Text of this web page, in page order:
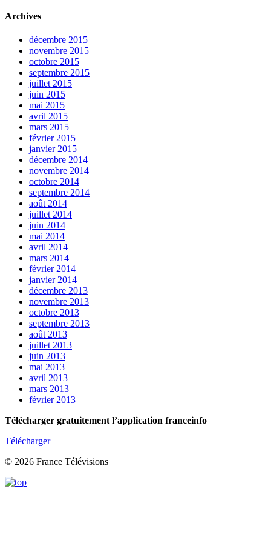
Archives
décembre 2015
novembre 2015
octobre 2015
septembre 2015
juillet 2015
juin 2015
mai 2015
avril 2015
mars 2015
février 2015
janvier 2015
décembre 2014
novembre 2014
octobre 2014
septembre 2014
août 2014
juillet 2014
juin 2014
mai 2014
avril 2014
mars 2014
février 2014
janvier 2014
décembre 2013
novembre 2013
octobre 2013
septembre 2013
août 2013
juillet 2013
juin 2013
mai 2013
avril 2013
mars 2013
février 2013
Télécharger gratuitement l’application franceinfo
Télécharger
© 2026 France Télévisions